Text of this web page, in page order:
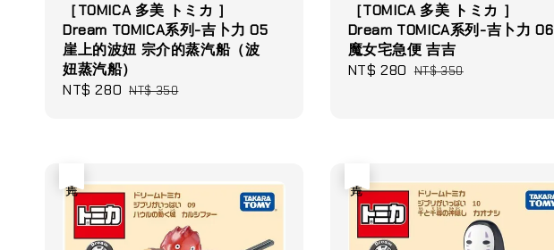
［TOMICA 多美 トミカ ］
Dream TOMICA系列-吉卜力 05
崖上的波妞 宗介的蒸汽船（波
妞蒸汽船）
Sale
NT$ 280 Regular
NT$ 350
［TOMICA 多美 トミカ ］
Dream TOMICA系列-吉卜力 06
魔女宅急便 吉吉
Sale
NT$ 280 Regular
NT$ 350